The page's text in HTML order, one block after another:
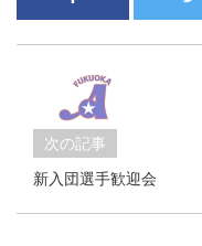
次の記事
新入団選手歓迎会